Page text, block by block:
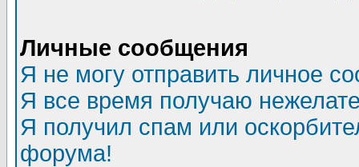
Личные сообщения
Я не могу отправить личное
Я все время получаю
Я получил спам или
форума!